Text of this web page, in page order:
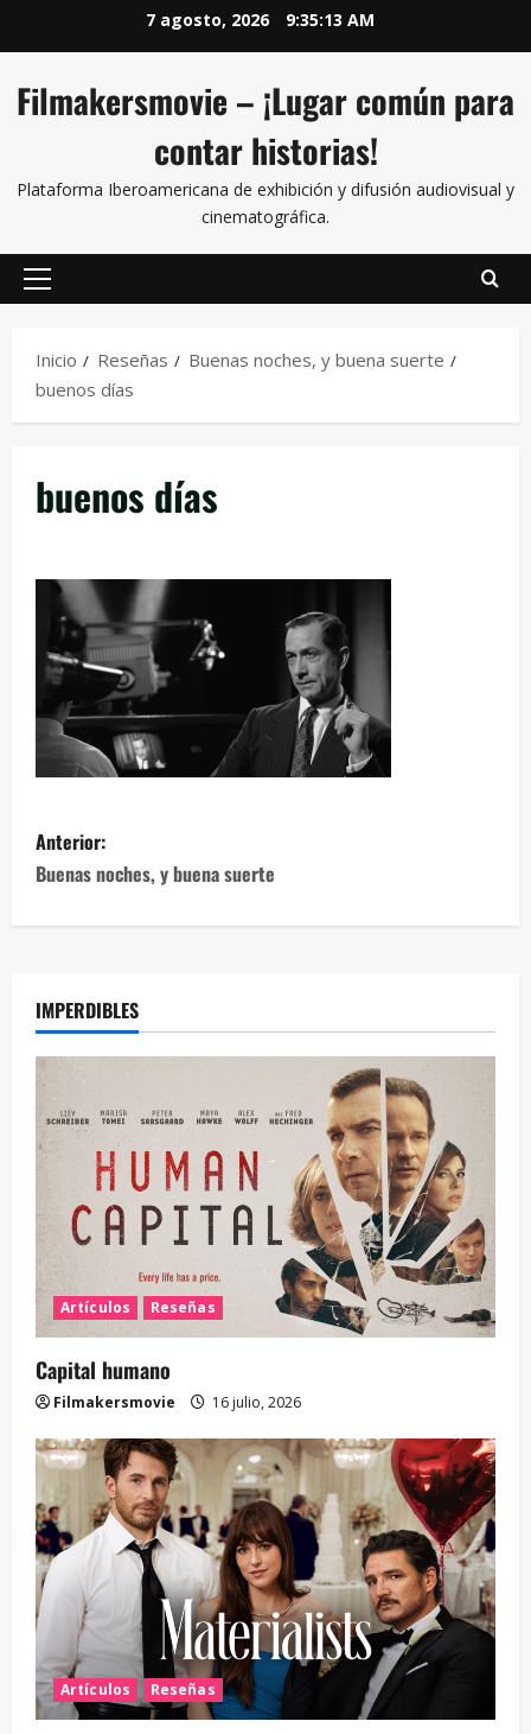
7 agosto, 2026 9:35:13 AM
Filmakersmovie – ¡Lugar común para
contar historias!
Plataforma Iberoamericana de exhibición y difusión audiovisual y
cinematográfica.
Inicio Reseñas
Buenas noches, y buena suerte
buenos días
buenos días
Anterior:
Buenas noches, y buena suerte
IMPERDIBLES
Artículos Reseñas
Capital humano
Filmakersmovie 16 julio, 2026
Artículos Reseñas